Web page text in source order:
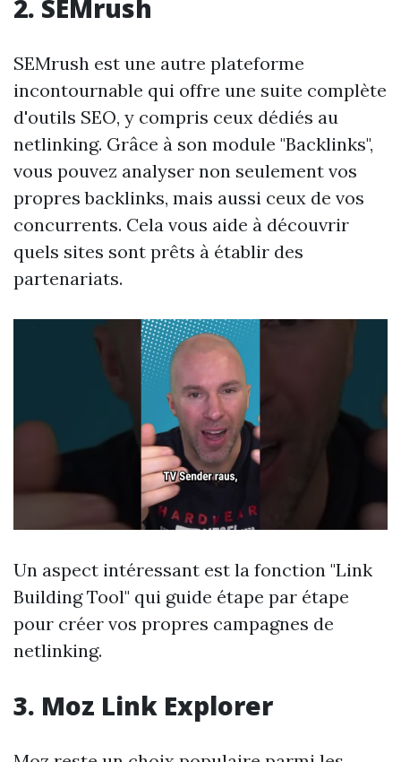
2. SEMrush
SEMrush est une autre plateforme
incontournable qui offre une suite complète
d'outils SEO, y compris ceux dédiés au
netlinking. Grâce à son module "Backlinks",
vous pouvez analyser non seulement vos
propres backlinks, mais aussi ceux de vos
concurrents. Cela vous aide à découvrir
quels sites sont prêts à établir des
partenariats.
Un aspect intéressant est la fonction "Link
Building Tool" qui guide étape par étape
pour créer vos propres campagnes de
netlinking.
3. Moz Link Explorer